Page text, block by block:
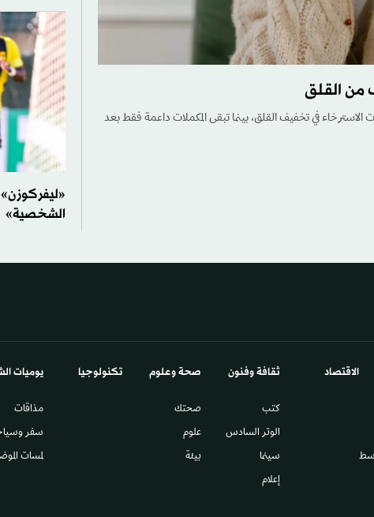
من القلق
الاسترخاء في تخفيف القلق، بينما تبقى المكملات داعمة فقط بعد
الشخصية»
الاقتصاد ثقافة وفنون
كتب
الوتر السادس​
سينما
إعلام
صحة وعلوم
صحتك
علوم
بيئة
تكنولوجيا يوميات
مذاقات
سفر
لمسات